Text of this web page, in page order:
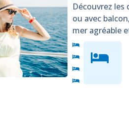
Découvrez
ou avec
mer agréable